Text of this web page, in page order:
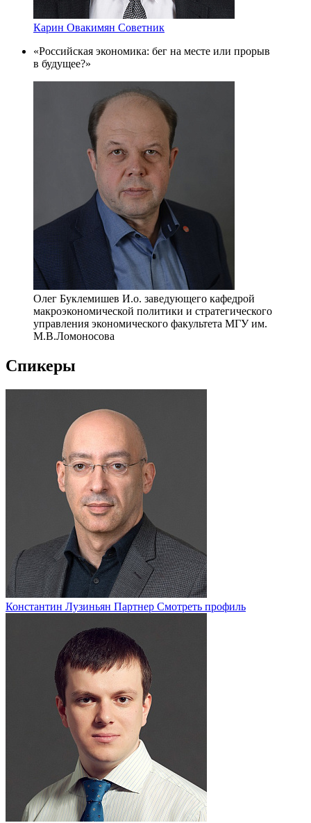
Карин Овакимян Советник
«Российская экономика: бег на месте или прорыв
в будущее?»
Олег Буклемишев И.о. заведующего кафедрой
макроэкономической политики и стратегического
управления экономического факультета МГУ им.
М.В.Ломоносова
Спикеры
Константин Лузиньян Партнер Смотреть профиль